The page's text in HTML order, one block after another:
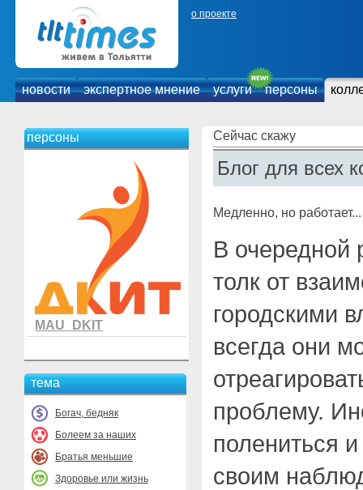
о проекте
новости экспертное мнение услуги персоны
персоны
MAU_DKIT
тема
Богач, бедняк
Болеем за наших
Братья меньшие
Здоровье или жизнь
Сейчас скажу
Блог для всех
Медленно, но работает...
В очередной
толк от
городскими
всегда они
проблему.
полениться
своим